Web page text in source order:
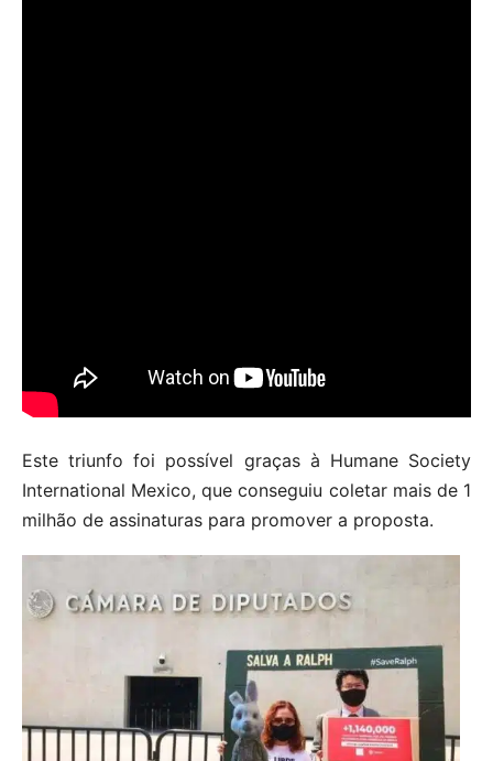
Este triunfo foi possível graças à Humane Society
International Mexico, que conseguiu coletar mais de 1
milhão de assinaturas para promover a proposta.